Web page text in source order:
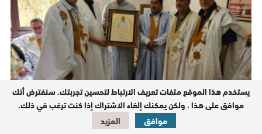
يستخدم هذا الموقع ملفات تعريف الارتباط لتحسين تجربتك. سنفترض أنك
موافق على هذا ، ولكن يمكنك إلغاء الاشتراك إذا كنت ترغب في ذلك.
موافق
المزيد